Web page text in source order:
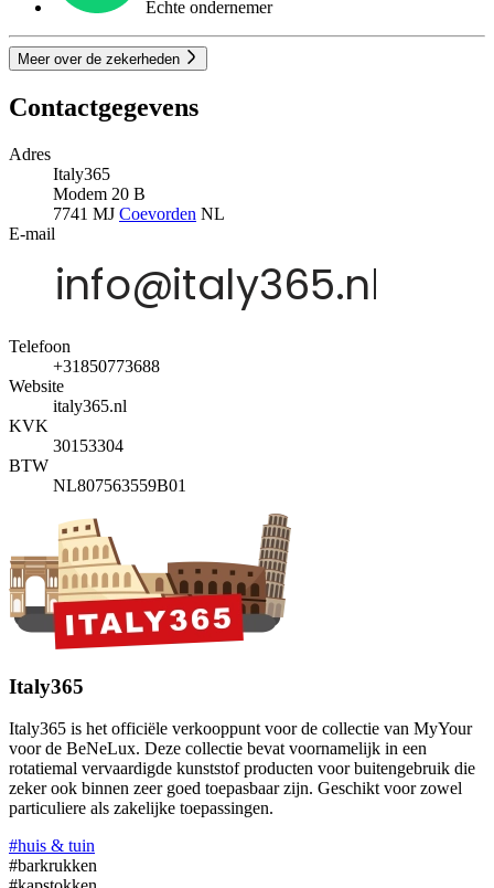
Echte ondernemer
Meer over de zekerheden
Contactgegevens
Adres
Italy365
Modem 20 B
7741 MJ Coevorden NL
E-mail
Telefoon
+31850773688
Website
italy365.nl
KVK
30153304
BTW
NL807563559B01
Italy365
Italy365 is het officiële verkooppunt voor de collectie van MyYour
voor de BeNeLux. Deze collectie bevat voornamelijk in een
rotatiemal vervaardigde kunststof producten voor buitengebruik die
zeker ook binnen zeer goed toepasbaar zijn. Geschikt voor zowel
particuliere als zakelijke toepassingen.
#huis & tuin
#barkrukken